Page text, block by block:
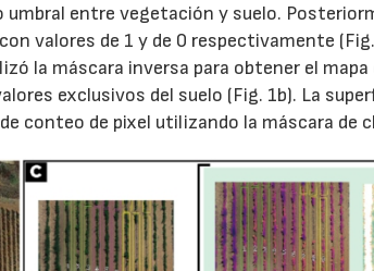
entre vegetación y suelo.
valores de 1 y de 0 respectivamente
la máscara inversa para obtener el mapa
exclusivos del suelo (Fig. 1b). La
conteo de pixel utilizando la máscara de